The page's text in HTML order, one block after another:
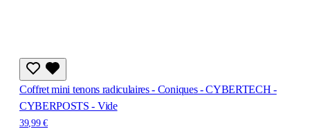
Coffret mini tenons radiculaires - Coniques - CYBERTECH -
CYBERPOSTS - Vide
39,99 €